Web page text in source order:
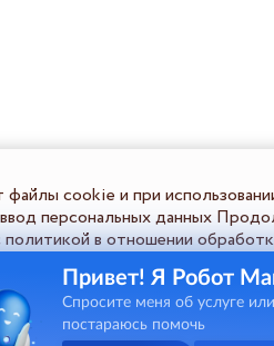
cookie и при
персональных данных
политикой в отношении
обработки персональной
Пользователь должен
обработки ПД
Привет! Я Робот
Спросите меня об услуге
постараюсь помочь